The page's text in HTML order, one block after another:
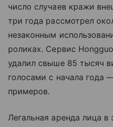
число случаев кражи
три года рассмотрел
незаконным
роликах. Сервис
удалил свыше 85 тысяч
голосами с начала года
примеров.
Легальная аренда лица в